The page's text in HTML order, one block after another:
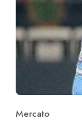
Category
Mercato